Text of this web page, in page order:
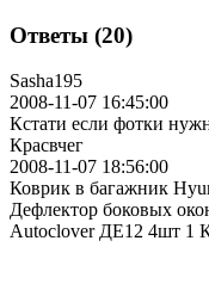
Ответы (20)
Sasha195
2008-11-07 16:45:00
Кстати если фотки
Красвчег
2008-11-07 18:56:00
Коврик в багажник
Дефлектор боковых
Autoclover ДЕ12 4шт 1